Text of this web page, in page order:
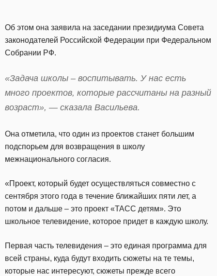
Об этом она заявила на заседании президиума Совета
законодателей Российской Федерации при Федеральном
Собрании РФ.
«Задача школы – воспитывать. У нас есть
много проектов, которые рассчитаны на разный
возраст», — сказала Васильева.
Она отметила, что один из проектов станет большим
подспорьем для возвращения в школу
межнационального согласия.
«Проект, который будет осуществляться совместно с
сентября этого года в течение ближайших пяти лет, а
потом и дальше – это проект «ТАСС детям». Это
школьное телевидение, которое придет в каждую школу.
Первая часть телевидения – это единая программа для
всей страны, куда будут входить сюжеты на те темы,
которые нас интересуют, сюжеты прежде всего